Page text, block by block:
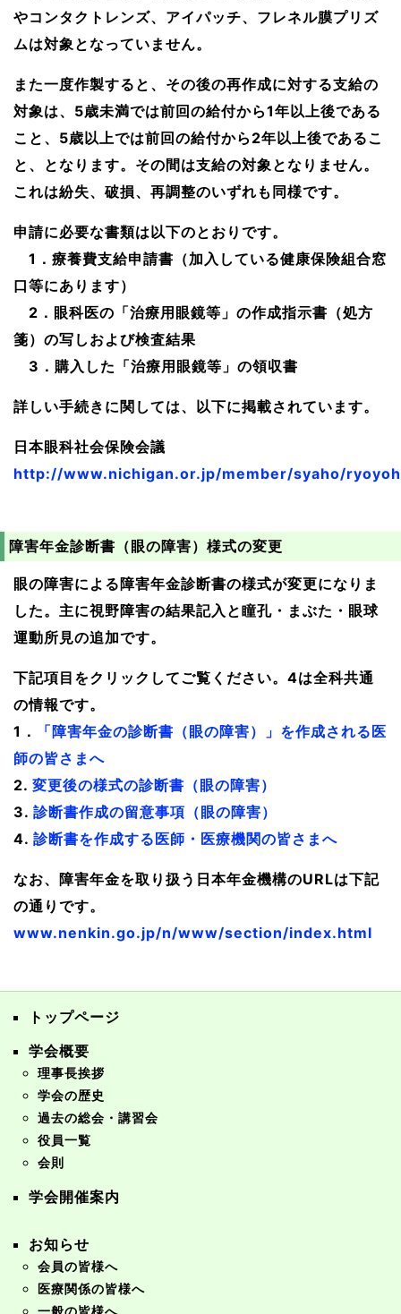
やコンタクトレンズ、アイパッチ、フレネル膜プリズ
ムは対象となっていません。
また一度作製すると、その後の再作成に対する支給の
対象は、5歳未満では前回の給付から1年以上後である
こと、5歳以上では前回の給付から2年以上後であるこ
と、となります。その間は支給の対象となりません。
これは紛失、破損、再調整のいずれも同様です。
申請に必要な書類は以下のとおりです。
1．療養費支給申請書（加入している健康保険組合窓
口等にあります）
2．眼科医の「治療用眼鏡等」の作成指示書（処方
箋）の写しおよび検査結果
3．購入した「治療用眼鏡等」の領収書
詳しい手続きに関しては、以下に掲載されています。
日本眼科社会保険会議
http://www.nichigan.or.jp/member/syaho/
障害年金診断書（眼の障害）様式の変更
眼の障害による障害年金診断書の様式が変更になりま
した。主に視野障害の結果記入と瞳孔・まぶた・眼球
運動所見の追加です。
下記項目をクリックしてご覧ください。4は全科共通
の情報です。
1．
「障害年金の診断書（眼の障害）」を作成される医
師の皆さまへ
2. 変更後の様式の診断書（眼の障害）
3. 診断書作成の留意事項（眼の障害）
4. 診断書を作成する医師・医療機関の皆さまへ
なお、障害年金を取り扱う日本年金機構のURLは下記
の通りです。
www.nenkin.go.jp/n/www/section/index.html
トップページ
学会概要
理事長挨拶
学会の歴史
過去の総会・講習会
役員一覧
会則
学会開催案内
お知らせ
会員の皆様へ
医療関係の皆様へ
一般の皆様へ